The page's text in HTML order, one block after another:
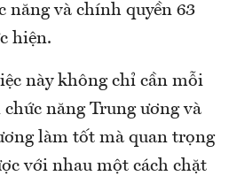
năng và chính quyền 63
hiện.
này không chỉ cần mỗi
năng Trung ương và
làm tốt mà quan trọng
với nhau một cách chặt